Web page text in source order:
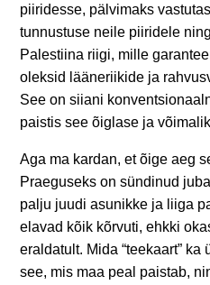
piiridesse, pälvimaks
tunnustuse neile piiridele
Palestiina riigi, mille
oleksid lääneriikide ja
See on siiani
paistis see õiglase ja
Aga ma kardan, et õige aeg
Praeguseks on sündinud
palju juudi asunikke ja liiga
elavad kõik kõrvuti, ehkki
eraldatult. Mida “teekaart”
see, mis maa peal paistab,